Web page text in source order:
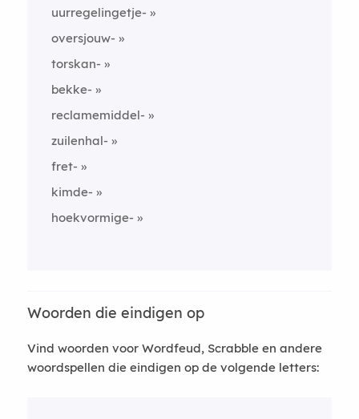
uurregelingetje-
oversjouw-
torskan-
bekke-
reclamemiddel-
zuilenhal-
fret-
kimde-
hoekvormige-
Woorden die eindigen op
Vind woorden voor Wordfeud, Scrabble en andere
woordspellen die eindigen op de volgende letters: